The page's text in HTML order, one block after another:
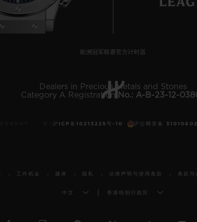
欧洲冠军联赛官方计时器
Dealers in Precious Metals and Stones
Category A Registration No.: A-B-23-12-
沪ICP备10213225号-10 沪公网安备
工作机会 媒体 隐私 法律声明与使用条款 条款与
中文 香港特别行政区